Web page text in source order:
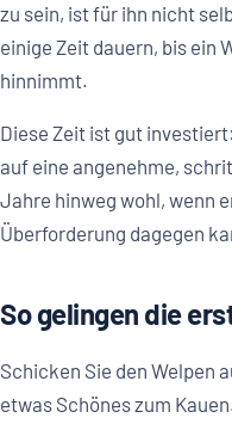
zu sein, ist für ihn nicht
einige Zeit dauern, bis ein
hinnimmt.
Diese Zeit ist gut
auf eine angenehme,
Jahre hinweg wohl, wenn
Überforderung dagegen
So gelingen die
Schicken Sie den Welpen
etwas Schönes zum